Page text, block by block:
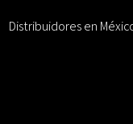
Distribuidores en